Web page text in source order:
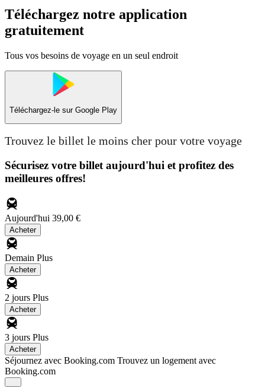
Téléchargez notre application
gratuitement
Tous vos besoins de voyage en un seul endroit
Téléchargez-le sur Google Play
Trouvez le billet le moins cher pour votre voyage
Sécurisez votre billet aujourd'hui et profitez des
meilleures offres!
Aujourd'hui 39,00 €
Acheter
Demain Plus
Acheter
2 jours Plus
Acheter
3 jours Plus
Acheter
Séjournez avec Booking.com Trouvez un logement avec
Booking.com